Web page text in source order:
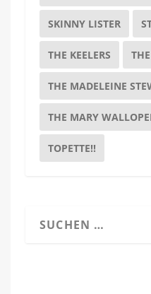
SKINNY LISTER
THE KEELERS
THE MADELEINE
THE MARY
TOPETTE!!